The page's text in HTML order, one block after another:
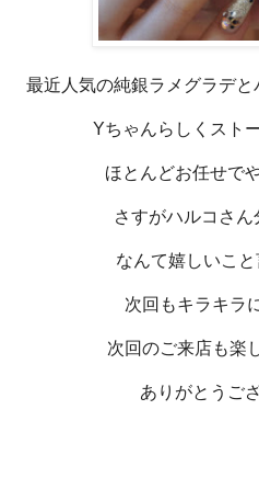
最近人気の純銀ラメグラデ
Yちゃんらしくスト
ほとんどお任せで
さすがハルコさん
なんて嬉しいこ
次回もキラキラ
次回のご来店も楽
ありがとうご